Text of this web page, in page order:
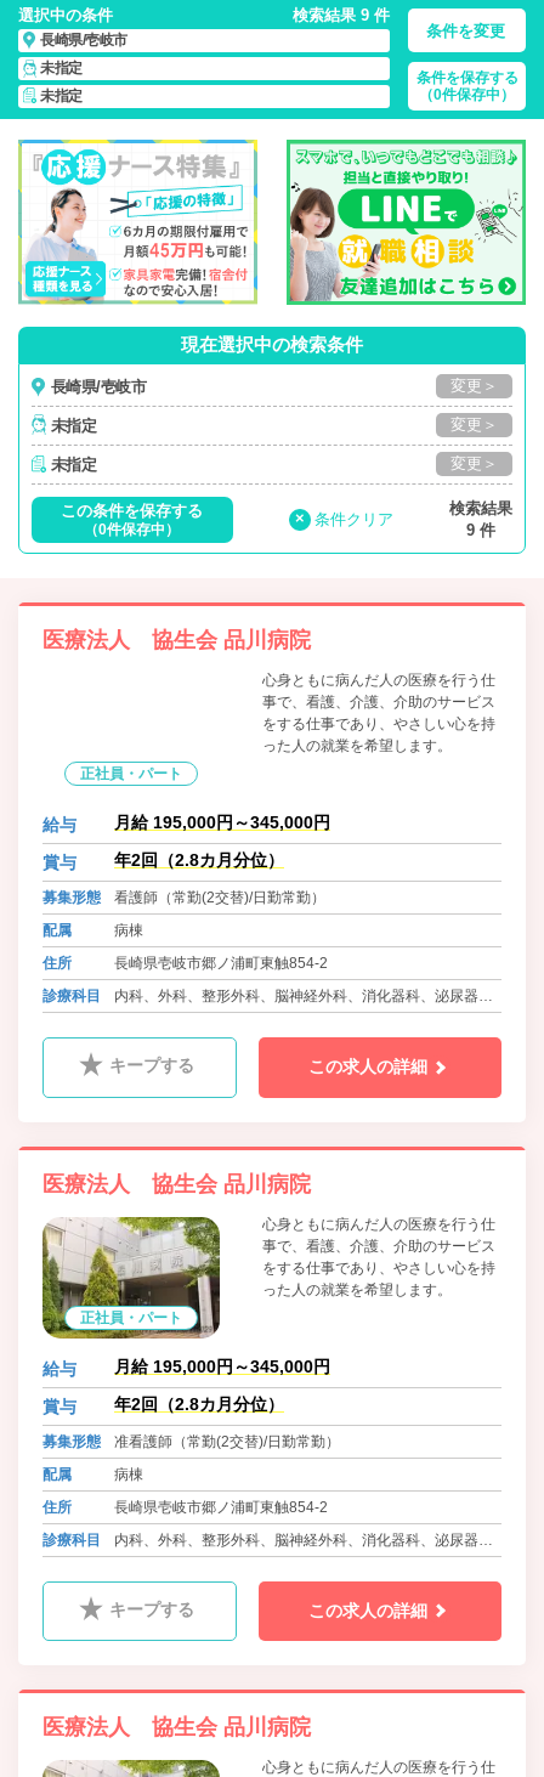
選択中の条件 検索結果 9 件
長崎県/壱岐市
未指定
未指定
条件を変更
条件を保存する
（0件保存中）
長崎県/壱岐市/正社員・パート・応援ナース・派遣の 看護師求
人・派遣・転職・募集一覧
現在選択中の検索条件
長崎県/壱岐市 変更＞
未指定 変更＞
未指定 変更＞
この条件を保存する
（0件保存中）
× 条件クリア
検索結果
9 件
医療法人 協生会 品川病院
正社員・パート
心身ともに病んだ人の医療を行う仕
事で、看護、介護、介助のサービス
をする仕事であり、やさしい心を持
った人の就業を希望します。
給与 月給 195,000円～345,000円
賞与 年2回（2.8カ月分位）
募集形態
看護師（常勤(2交替)/日勤常勤）
配属
病棟
住所
長崎県壱岐市郷ノ浦町東触854-2
診療科目
内科、外科、整形外科、脳神経外科、消化器科、泌尿器
ｰ科
キープする この求人の詳細
医療法人 協生会 品川病院
正社員・パート
心身ともに病んだ人の医療を行う仕
事で、看護、介護、介助のサービス
をする仕事であり、やさしい心を持
った人の就業を希望します。
給与 月給 195,000円～345,000円
賞与 年2回（2.8カ月分位）
募集形態
准看護師（常勤(2交替)/日勤常勤）
配属
病棟
住所
長崎県壱岐市郷ノ浦町東触854-2
診療科目
内科、外科、整形外科、脳神経外科、消化器科、泌尿器
キープする この求人の詳細
医療法人 協生会 品川病院
心身ともに病んだ人の医療を行う仕